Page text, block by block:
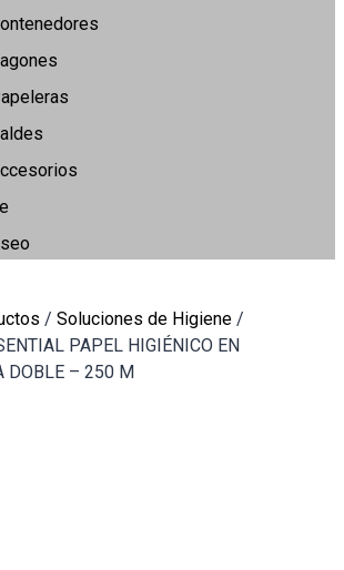
/ Soluciones de Higiene /
PAPEL HIGIÉNICO EN
DOBLE – 250 M